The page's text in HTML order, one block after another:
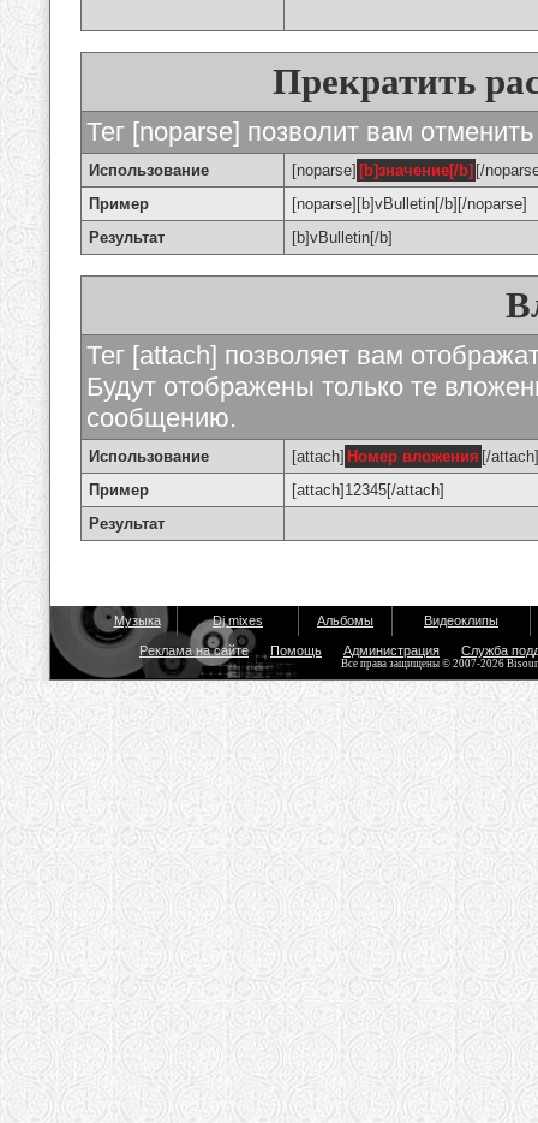
Прекратить
Тег [noparse] позволит вам
Использование [noparse] [b]значение[/b] [/
Пример
[noparse][b]vBulletin[/b][/noparse]
Результат
[b]vBulletin[/b]
Тег [attach] позволяет вам
Будут отображены только те
сообщению.
Использование [attach] Номер вложения [/attach]
Пример
[attach]12345[/attach]
Результат
Музыка Dj mixes Альбомы Видеоклипы
Реклама на сайте Помощь Администрация Служба
Все права защищены © 2007-2026